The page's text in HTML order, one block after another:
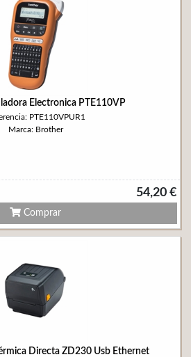
Electronica PTE110VP
PTE110VPUR1
Marca: Brother
54,20 €
Comprar
Directa ZD230 Usb Ethernet